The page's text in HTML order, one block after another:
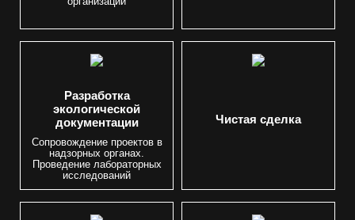
Разработка
экологической
документации
Сопровождение проектов в
надзорных органах.
Проведение лабораторных
исследований
Чистая сделка